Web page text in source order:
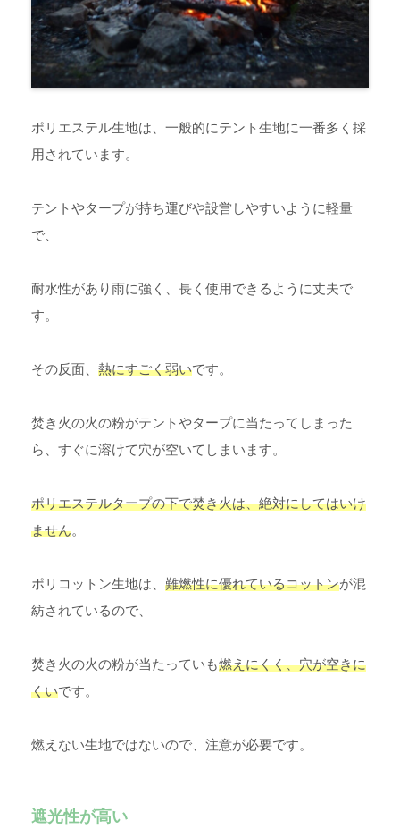
ポリエステル生地は、一般的にテント生地に一番多く採
用されています。
テントやタープが持ち運びや設営しやすいように軽量
で、
耐水性があり雨に強く、長く使用できるように丈夫で
す。
その反面、 熱にすごく弱いです。
焚き火の火の粉がテントやタープに当たってしまった
ら、すぐに溶けて穴が空いてしまいます。
ポリエステルタープの下で焚き火は、絶対にしてはいけ
ません。
ポリコットン生地は、 難燃性に優れているコットンが混
紡されているので、
焚き火の火の粉が当たっていも燃えにくく、穴が空きに
くいです。
燃えない生地ではないので、注意が必要です。
遮光性が高い